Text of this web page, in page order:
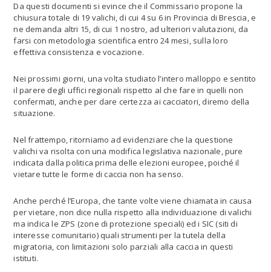
Da questi documenti si evince che il Commissario propone la
chiusura totale di 19 valichi, di cui 4 su 6 in Provincia di Brescia, e
ne demanda altri 15, di cui 1 nostro, ad ulteriori valutazioni, da
farsi con metodologia scientifica entro 24 mesi, sulla loro
effettiva consistenza e vocazione.
Nei prossimi giorni, una volta studiato l’intero malloppo e sentito
il parere degli uffici regionali rispetto al che fare in quelli non
confermati, anche per dare certezza ai cacciatori, diremo della
situazione.
Nel frattempo, ritorniamo ad evidenziare che la questione
valichi va risolta con una modifica legislativa nazionale, pure
indicata dalla politica prima delle elezioni europee, poiché il
vietare tutte le forme di caccia non ha senso.
Anche perché l’Europa, che tante volte viene chiamata in causa
per vietare, non dice nulla rispetto alla individuazione di valichi
ma indica le ZPS (zone di protezione speciali) ed i SIC (siti di
interesse comunitario) quali strumenti per la tutela della
migratoria, con limitazioni solo parziali alla caccia in questi
istituti.